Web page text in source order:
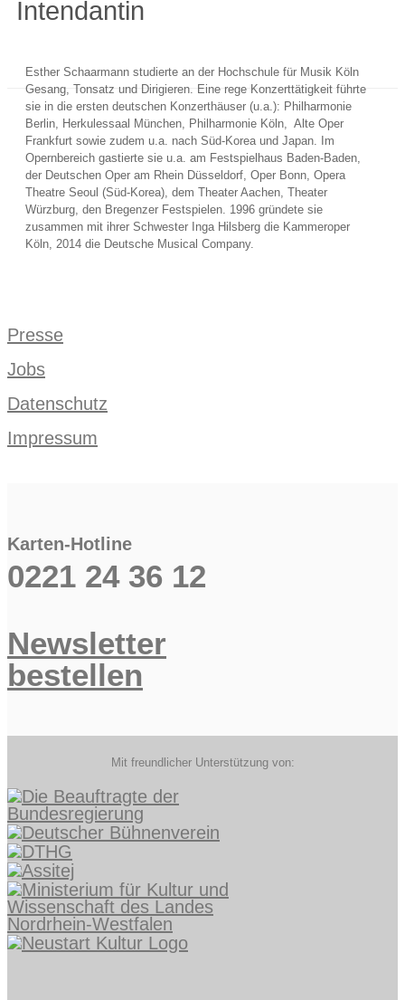
Intendantin
Esther Schaarmann studierte an der Hochschule für Musik Köln
Gesang, Tonsatz und Dirigieren. Eine rege Konzerttätigkeit führte
sie in die ersten deutschen Konzerthäuser (u.a.): Philharmonie
Berlin, Herkulessaal München, Philharmonie Köln, Alte Oper
Frankfurt sowie zudem u.a. nach Süd-Korea und Japan. Im
Opernbereich gastierte sie u.a. am Festspielhaus Baden-Baden,
der Deutschen Oper am Rhein Düsseldorf, Oper Bonn, Opera
Theatre Seoul (Süd-Korea), dem Theater Aachen, Theater
Würzburg, den Bregenzer Festspielen. 1996 gründete sie
zusammen mit ihrer Schwester Inga Hilsberg die Kammeroper
Köln, 2014 die Deutsche Musical Company.
Presse
Jobs
Datenschutz
Impressum
Karten-Hotline
0221 24 36 12
Newsletter
bestellen
Mit freundlicher Unterstützung von: